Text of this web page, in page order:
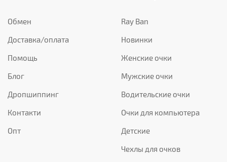
Обмен
Доставка/оплата
Помощь
Блог
Дропшиппинг
Контакти
Опт
Ray Ban
Новинки
Женские очки
Мужские очки
Водительские очки
Очки для компьютера
Детские
Чехлы для очков